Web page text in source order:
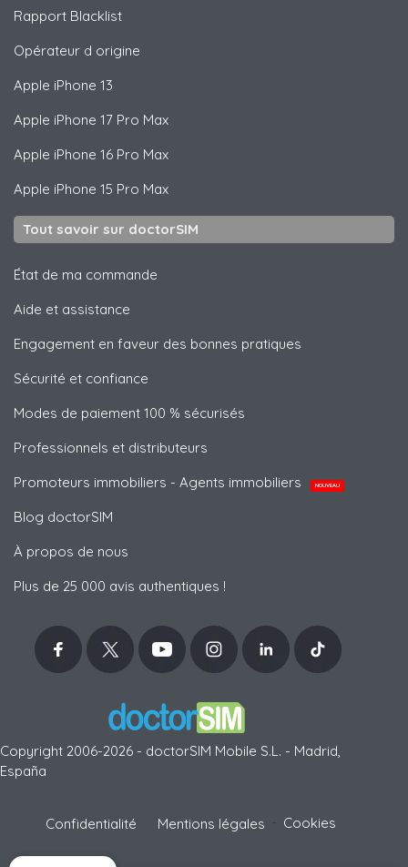
Rapport Blacklist
Opérateur d origine
Apple iPhone 13
Apple iPhone 17 Pro Max
Apple iPhone 16 Pro Max
Apple iPhone 15 Pro Max
Tout savoir sur doctorSIM
État de ma commande
Aide et assistance
Engagement en faveur des bonnes pratiques
Sécurité et confiance
Modes de paiement 100 % sécurisés
Professionnels et distributeurs
Promoteurs immobiliers - Agents immobiliers
NOUVEAU
Blog doctorSIM
À propos de nous
Plus de 25 000 avis authentiques !
Copyright 2006-2026 - doctorSIM Mobile S.L. - Madrid,
España
Confidentialité Mentions légales Cookies